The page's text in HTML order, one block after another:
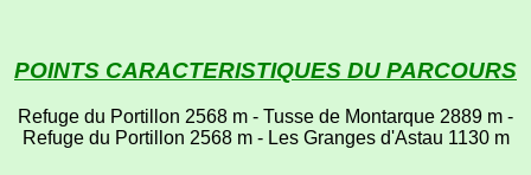
POINTS CARACTERISTIQUES DU PARCOURS
Refuge du Portillon 2568 m - Tusse de Montarque 2889 m -
Refuge du Portillon 2568 m - Les Granges d'Astau 1130 m